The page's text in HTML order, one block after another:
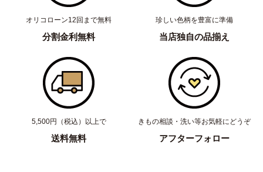
オリコローン12回まで無料
分割金利無料
珍しい色柄を豊富に準備
当店独自の品揃え
5,500円（税込）以上で
送料無料
きもの相談・洗い等お気軽にどうぞ
アフターフォロー